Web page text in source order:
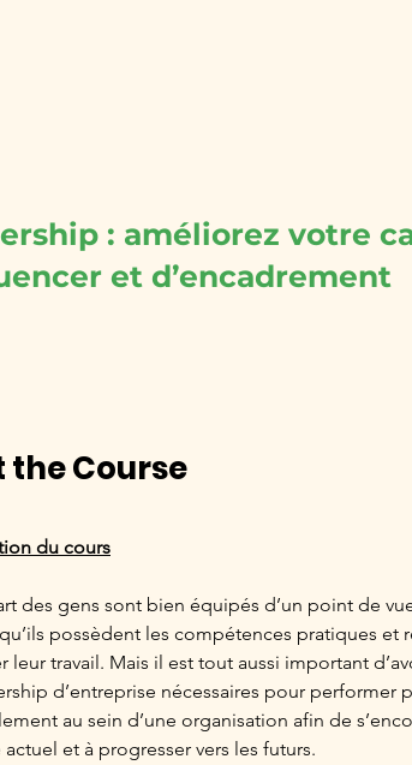
: améliorez votre
et d’encadrement
the Course
du cours
des gens sont bien équipés d’un point de
possèdent les compétences pratiques et
leur travail. Mais il est tout aussi important
d’entreprise nécessaires pour performer
au sein d’une organisation afin de
et à progresser vers les futurs.